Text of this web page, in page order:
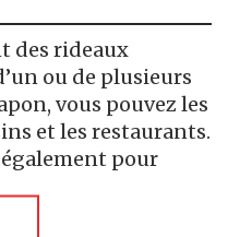
des rideaux
ou de plusieurs
vous pouvez les
et les restaurants.
pour